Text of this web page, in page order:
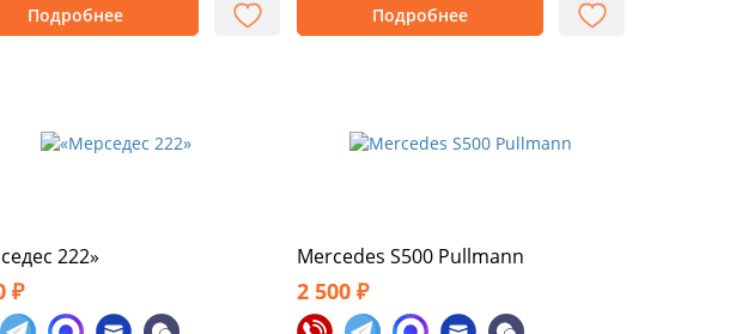
Подробнее Подробнее
222»
₽
Mercedes S500 Pullmann
2 500 ₽